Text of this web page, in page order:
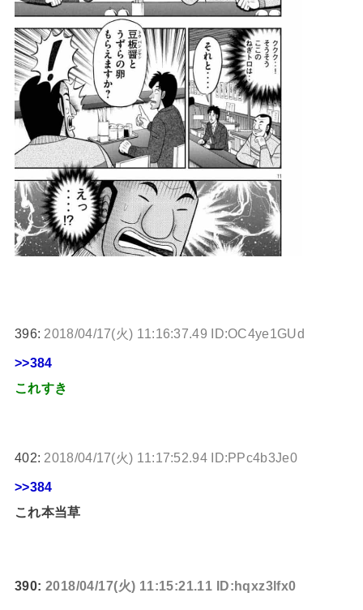
396: 2018/04/17(火) 11:16:37.49 ID:OC4ye1GUd
>>384
これすき
402: 2018/04/17(火) 11:17:52.94 ID:PPc4b3Je0
>>384
これ本当草
390: 2018/04/17(火) 11:15:21.11 ID:hqxz3lfx0